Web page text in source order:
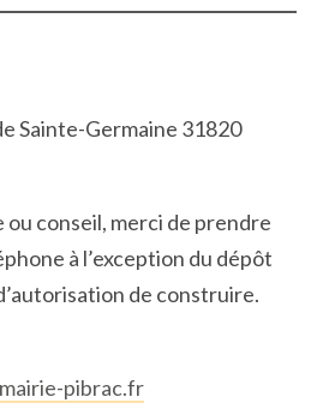
Sainte-Germaine 31820
conseil, merci de prendre
à l’exception du dépôt
de construire.
pibrac.fr